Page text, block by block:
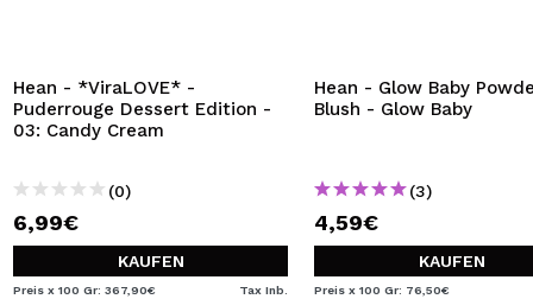
Hean - *ViraLOVE* -
Puderrouge Dessert Edition -
03: Candy Cream
(0)
6,99€
KAUFEN
Preis x 100 Gr: 367,90€ Tax Inb.
Hean - Glow Baby
Blush - Glow Baby
(3)
4,59€
KAUFEN
Preis x 100 Gr: 76,50€